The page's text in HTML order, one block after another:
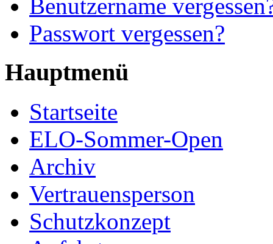
Benutzername
Passwort vergessen?
Hauptmenü
Startseite
ELO-Sommer-Open
Archiv
Vertrauensperson
Schutzkonzept